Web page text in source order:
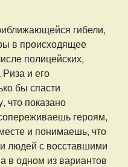
гибели,
в происходящее
полицейских,
и его
бы спасти
показано
героям,
и понимаешь, что
людей с восставшими
в одном из вариантов